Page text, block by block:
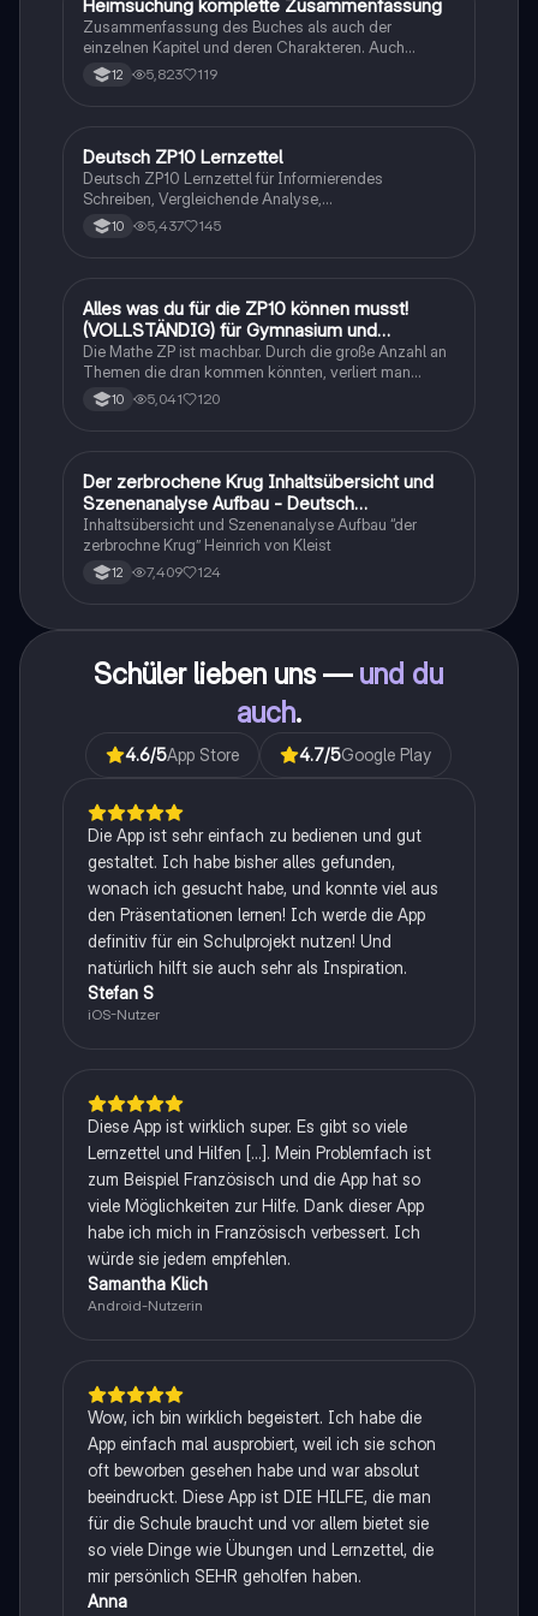
Deutsch
Heimsuchung komplette Zusammenfassung
Zusammenfassung des Buches als auch der
einzelnen Kapitel und deren Charakteren. Auch
tabellarisch. Im Unterricht ohne KI erstellt
12 5,823 119
Deutsch
Deutsch ZP10 Lernzettel
Deutsch ZP10 Lernzettel für Informierendes
Schreiben, Vergleichende Analyse,
Sachtexte/Roman/Gedicht..
10 5,437 145
Mathe
Alles was du für die ZP10 können musst!
(VOLLSTÄNDIG) für Gymnasium und
Realschule
Die Mathe ZP ist machbar. Durch die große Anzahl an
Themen die dran kommen könnten, verliert man
schnell den Überblick. Also habe ich von den kleinsten
Themen bis hin zu den größten alles
10 5,041 120
Deutsch
Der zerbrochene Krug Inhaltsübersicht und
Szenenanalyse Aufbau - Deutsch
Q1/Q2/Abitur
Inhaltsübersicht und Szenenanalyse Aufbau “der
zerbrochne Krug” Heinrich von Kleist
12 7,409 124
Schüler lieben uns — und du
auch.
4.6/5App Store 4.7/5Google Play
Die App ist sehr einfach zu bedienen und gut
gestaltet. Ich habe bisher alles gefunden,
wonach ich gesucht habe, und konnte viel aus
den Präsentationen lernen! Ich werde die App
definitiv für ein Schulprojekt nutzen! Und
natürlich hilft sie auch sehr als Inspiration.
Stefan S
iOS-Nutzer
Diese App ist wirklich super. Es gibt so viele
Lernzettel und Hilfen [...]. Mein Problemfach ist
zum Beispiel Französisch und die App hat so
viele Möglichkeiten zur Hilfe. Dank dieser App
habe ich mich in Französisch verbessert. Ich
würde sie jedem empfehlen.
Samantha Klich
Android-Nutzerin
Wow, ich bin wirklich begeistert. Ich habe die
App einfach mal ausprobiert, weil ich sie schon
oft beworben gesehen habe und war absolut
beeindruckt. Diese App ist DIE HILFE, die man
für die Schule braucht und vor allem bietet sie
so viele Dinge wie Übungen und Lernzettel, die
mir persönlich SEHR geholfen haben.
Anna